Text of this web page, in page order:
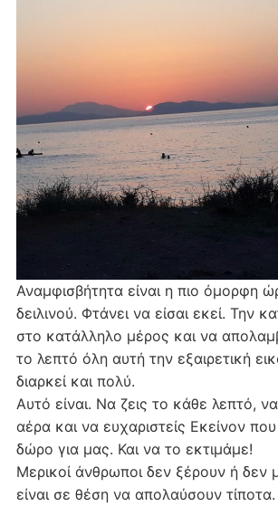
Αναμφισβήτητα είναι η πιο όμορφη
δειλινού. Φτάνει να είσαι εκεί. Την
στο κατάλληλο μέρος και να
το λεπτό όλη αυτή την εξαιρετική
διαρκεί και πολύ.
Αυτό είναι. Να ζεις το κάθε λεπτό,
αέρα και να ευχαριστείς Εκείνον
δώρο για μας. Και να το εκτιμάμε!
Μερικοί άνθρωποι δεν ξέρουν ή δεν
είναι σε θέση να απολαύσουν